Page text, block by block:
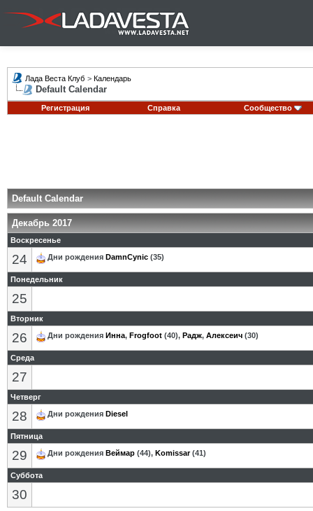
Лада Веста Клуб > Календарь
Default Calendar
Регистрация Справка Сообщество
Default Calendar
Декабрь 2017
Воскресенье
24 Дни рождения DamnCynic (35)
Понедельник
25
Вторник
26 Дни рождения Инна, Frogfoot (40), Радж, Алексеич (30)
Среда
27
Четверг
28 Дни рождения Diesel
Пятница
29 Дни рождения Веймар (44), Komissar(41)
Суббота
30